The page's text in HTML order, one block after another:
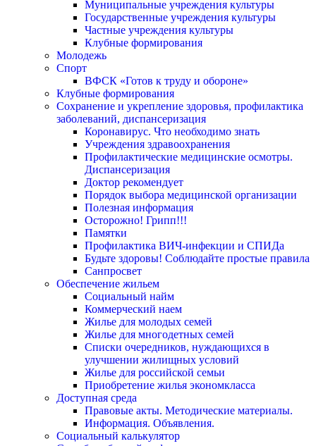
Муниципальные учреждения культуры
Государственные учреждения культуры
Частные учреждения культуры
Клубные формирования
Молодежь
Спорт
ВФСК «Готов к труду и обороне»
Клубные формирования
Сохранение и укрепление здоровья, профилактика
заболеваний, диспансеризация
Коронавирус. Что необходимо знать
Учреждения здравоохранения
Профилактические медицинские осмотры.
Диспансеризация
Доктор рекомендует
Порядок выбора медицинской организации
Полезная информация
Осторожно! Грипп!!!
Памятки
Профилактика ВИЧ-инфекции и СПИДа
Будьте здоровы! Соблюдайте простые правила
Санпросвет
Обеспечение жильем
Социальный найм
Коммерческий наем
Жилье для молодых семей
Жилье для многодетных семей
Списки очередников, нуждающихся в
улучшении жилищных условий
Жилье для российской семьи
Приобретение жилья экономкласса
Доступная среда
Правовые акты. Методические материалы.
Информация. Объявления.
Социальный калькулятор